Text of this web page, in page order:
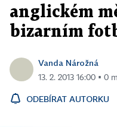
anglickém
bizarním
Vanda Nárožná
13. 2. 2013 16:00 ▪ 0
ODEBÍRAT AUTORKU